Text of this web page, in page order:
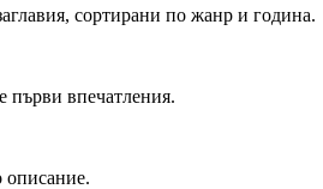
сортирани по жанр и година.
първи впечатления.
описание.